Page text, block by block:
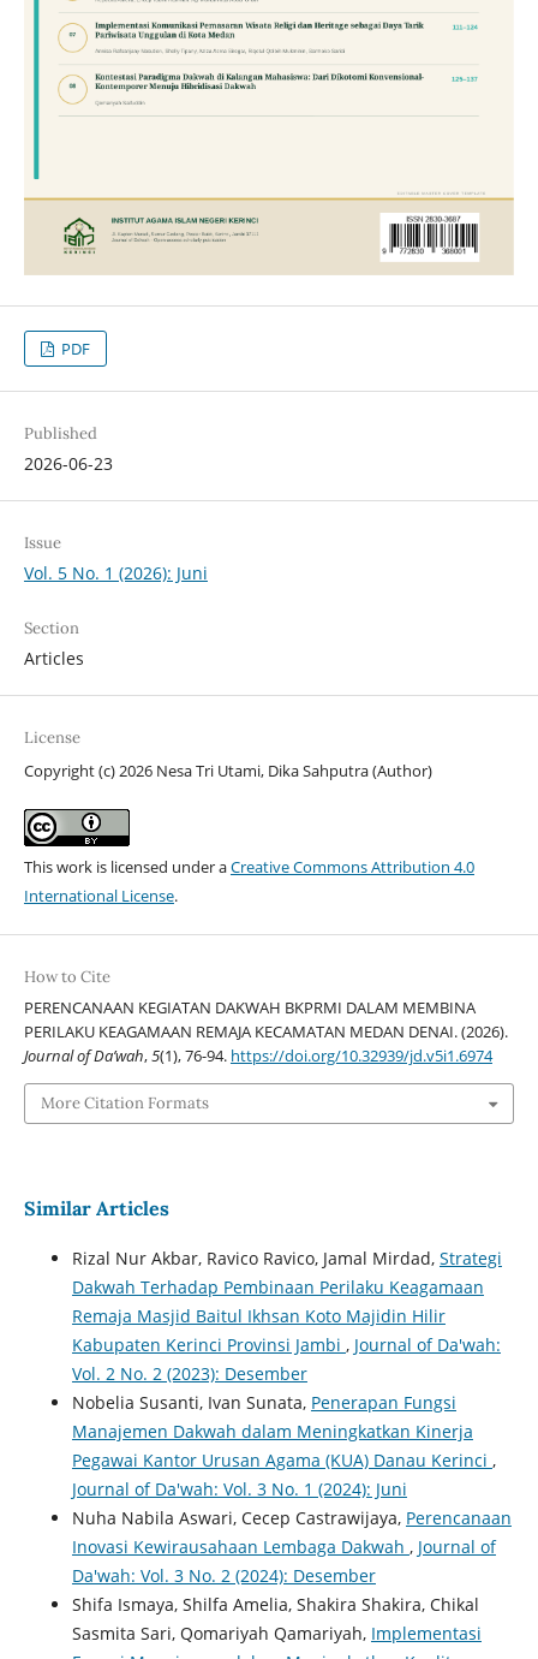
PDF
Published
2026-06-23
Issue
Vol. 5 No. 1 (2026): Juni
Section
Articles
License
Copyright (c) 2026 Nesa Tri Utami, Dika Sahputra (Author)
This work is licensed under aCreative Commons Attribution 4.0
International License.
How to Cite
PERENCANAAN KEGIATAN DAKWAH BKPRMI DALAM MEMBINA
PERILAKU KEAGAMAAN REMAJA KECAMATAN MEDAN DENAI. (2026).
Journal of Da’wah,5(1), 76-94. https://doi.org/10.32939/jd.v5i1.6974
More Citation Formats
Similar Articles
Rizal Nur Akbar, Ravico Ravico, Jamal Mirdad, Strategi
Dakwah Terhadap Pembinaan Perilaku Keagamaan
Remaja Masjid Baitul Ikhsan Koto Majidin Hilir
Kabupaten Kerinci Provinsi Jambi , Journal of Da'wah:
Vol. 2 No. 2 (2023): Desember
Nobelia Susanti, Ivan Sunata, Penerapan Fungsi
Manajemen Dakwah dalam Meningkatkan Kinerja
Pegawai Kantor Urusan Agama (KUA) Danau Kerinci ,
Journal of Da'wah: Vol. 3 No. 1 (2024): Juni
Nuha Nabila Aswari, Cecep Castrawijaya, Perencanaan
Inovasi Kewirausahaan Lembaga Dakwah , Journal of
Da'wah: Vol. 3 No. 2 (2024): Desember
Shifa Ismaya, Shilfa Amelia, Shakira Shakira, Chikal
Sasmita Sari, Qomariyah Qamariyah, Implementasi